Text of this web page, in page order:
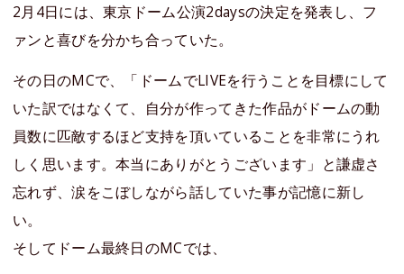
2月4日には、東京ドーム公演2daysの決定を発表し、フ
ァンと喜びを分かち合っていた。
その日のMCで、「ドームでLIVEを行うことを目標にして
いた訳ではなくて、自分が作ってきた作品がドームの動
員数に匹敵するほど支持を頂いていることを非常にうれ
しく思います。本当にありがとうございます」と謙虚さ
忘れず、涙をこぼしながら話していた事が記憶に新し
い。
そしてドーム最終日のMCでは、